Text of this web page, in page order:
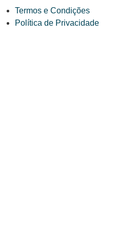
Termos e Condições
Política de Privacidade